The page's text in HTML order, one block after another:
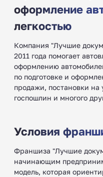
оформление
легкостью
Компания "Лучшие
2011 года помогает
оформлению
по подготовке и
продажи, постановки на
госпошлин и многого
Условия
Франшиза "Лучшие
начинающим
модель, которая